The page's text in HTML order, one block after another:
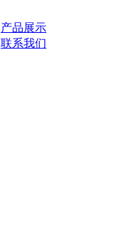
产品展示
联系我们